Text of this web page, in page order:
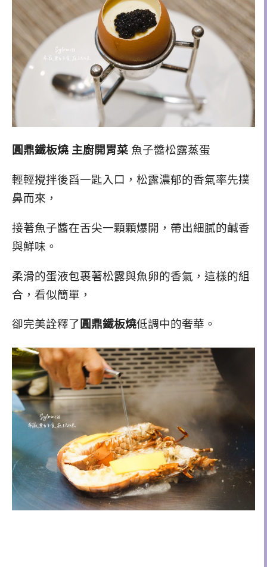
圓鼎鐵板燒 主廚開胃菜 魚子醬松露蒸蛋
輕輕攪拌後舀一匙入口，松露濃郁的香氣率先撲
鼻而來，
接著魚子醬在舌尖一顆顆爆開，帶出細膩的鹹香
與鮮味。
柔滑的蛋液包裹著松露與魚卵的香氣，這樣的組
合，看似簡單，
卻完美詮釋了 圓鼎鐵板燒低調中的奢華。